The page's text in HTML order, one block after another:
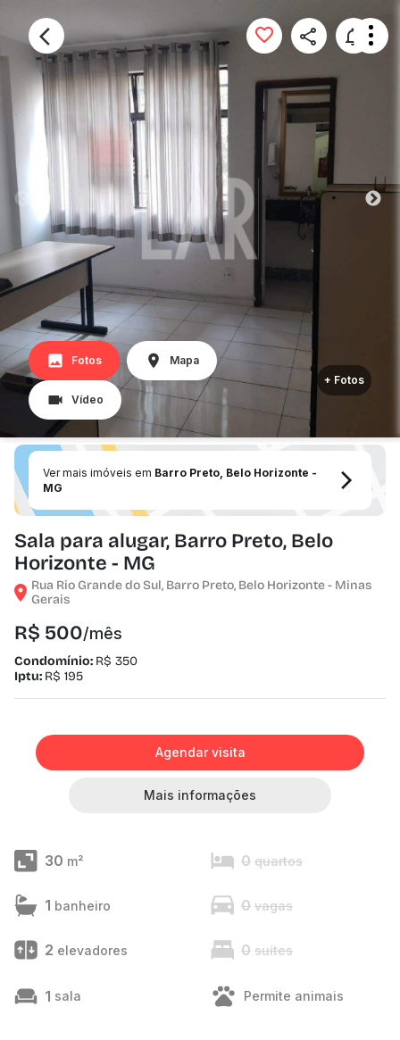
Fotos Mapa
Vídeo
+ Fotos
Ver mais imóveis em Barro Preto, Belo Horizonte -
MG
Sala para alugar, Barro Preto, Belo
Horizonte - MG
Rua Rio Grande do Sul, Barro Preto, Belo Horizonte - Minas
Gerais
R$ 500/mês
Condomínio: R$ 350
Iptu: R$ 195
Agendar visita
Mais informações
30 m² 0 quartos
1 banheiro 0 vagas
2 elevadores 0 suítes
1 sala Permite animais